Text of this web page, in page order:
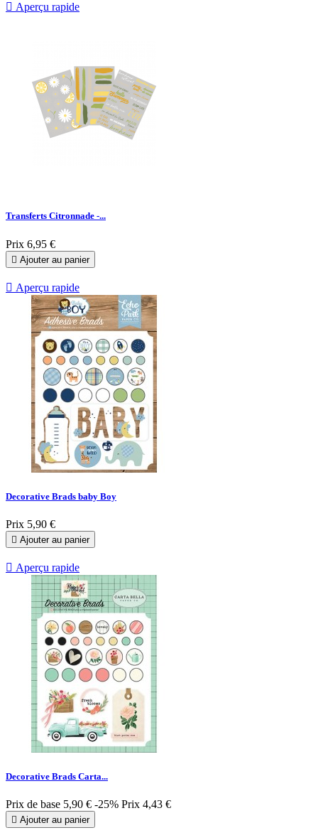
 Aperçu rapide
Transferts Citronnade -...
Prix 6,95 €
 Ajouter au panier
 Aperçu rapide
Decorative Brads baby Boy
Prix 5,90 €
 Ajouter au panier
 Aperçu rapide
Decorative Brads Carta...
Prix de base 5,90 € -25% Prix 4,43 €
 Ajouter au panier